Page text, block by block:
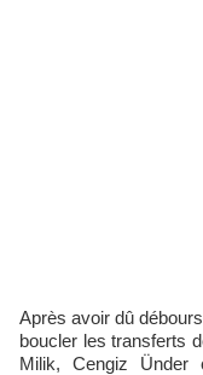
Après avoir dû débourser pas moins de 45 millions d'euros pour
boucler les transferts
Milik, Cengiz